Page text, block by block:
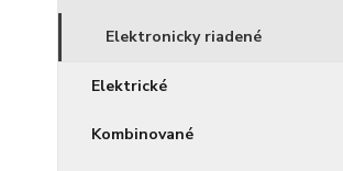
Elektronicky riadené
Elektrické
Kombinované